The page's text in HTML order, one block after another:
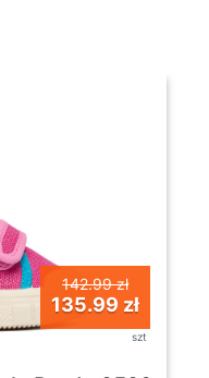
142.99 zł
135.99 zł
szt